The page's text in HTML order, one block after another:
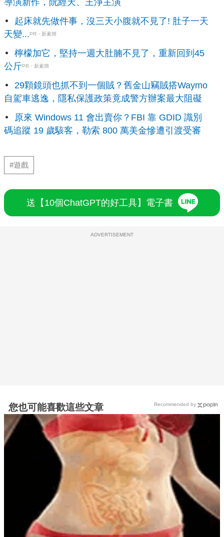
導演新作，阮經天、王淨主演
起床就先做件事，沒三天小腹就不見了! 肚子一天
天變... PR・新素簡
檸檬加它，堅持一週大肚腩不見了，重新回到45
公斤PR・新素簡
29顆鏡頭也抓不到一個賊？舊金山竊賊搭Waymo
自駕車逃逸，隱私保護政策竟成警方辦案最大阻礙
原來 Windows 11 會出賣你？FBI 靠 GDID 識別
碼追蹤 19 歲駭客，勒索 800 萬美金慘遭引渡受審
#遊戲
送【10個ChatGPT的好工具】電子書
ADVERTISEMENT
您也可能喜歡這些文章 Recommended by